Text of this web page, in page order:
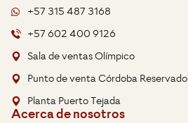
+57 315 487 3168
+57 602 400 9126
Sala de ventas Olímpico
Punto de venta Córdoba Reservado
Planta Puerto Tejada
Acerca de nosotros